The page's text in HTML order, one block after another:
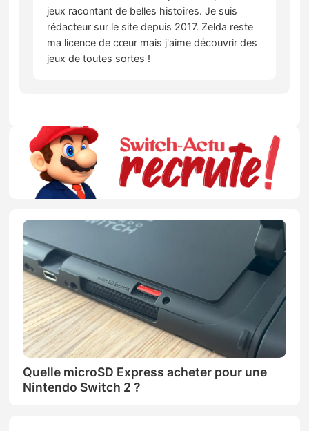
jeux racontant de belles histoires. Je suis
rédacteur sur le site depuis 2017. Zelda reste
ma licence de cœur mais j'aime découvrir des
jeux de toutes sortes !
Quelle microSD Express acheter pour une
Nintendo Switch 2 ?